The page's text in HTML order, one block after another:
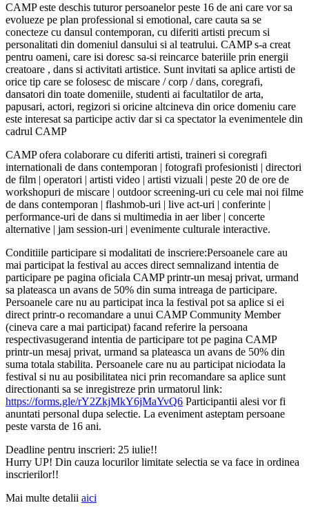
CAMP este deschis tuturor persoanelor peste 16 de ani care vor sa
evolueze pe plan professional si emotional, care cauta sa se
conecteze cu dansul contemporan, cu diferiti artisti precum si
personalitati din domeniul dansului si al teatrului. CAMP s-a creat
pentru oameni, care isi doresc sa-si reincarce bateriile prin energii
creatoare , dans si activitati artistice. Sunt invitati sa aplice artisti de
orice tip care se folosesc de miscare / corp / dans, coregrafi,
dansatori din toate domeniile, studenti ai facultatilor de arta,
papusari, actori, regizori si oricine altcineva din orice domeniu care
este interesat sa participe activ dar si ca spectator la evenimentele din
cadrul CAMP
CAMP ofera colaborare cu diferiti artisti, traineri si coregrafi
internationali de dans contemporan | fotografi profesionisti | directori
de film | operatori | artisti video | artisti vizuali | peste 20 de ore de
workshopuri de miscare | outdoor screening-uri cu cele mai noi filme
de dans contemporan | flashmob-uri | live act-uri | conferinte |
performance-uri de dans si multimedia in aer liber | concerte
alternative | jam session-uri | evenimente culturale interactive.
Conditiile participare si modalitati de inscriere:Persoanele care au
mai participat la festival au acces direct semnalizand intentia de
participare pe pagina oficiala CAMP printr-un mesaj privat, urmand
sa plateasca un avans de 50% din suma intreaga de participare.
Persoanele care nu au participat inca la festival pot sa aplice si ei
direct printr-o recomandare a unui CAMP Community Member
(cineva care a mai participat) facand referire la persoana
respectivasugerand intentia de participare tot pe pagina CAMP
printr-un mesaj privat, urmand sa plateasca un avans de 50% din
suma totala stabilita. Persoanele care nu au participat niciodata la
festival si nu au posibilitatea nici prin recomandare sa aplice sunt
directionanti sa se inregistreze prin urmatorul link:
https://forms.gle/rY2ZkjMkY6jMaYvQ6 Participantii alesi vor fi
anuntati personal dupa selectie. La eveniment asteptam persoane
peste varsta de 16 ani.
Deadline pentru inscrieri: 25 iulie!!
Hurry UP! Din cauza locurilor limitate selectia se va face in ordinea
inscrierilor!!
Mai multe detalii aici